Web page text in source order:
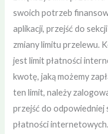
swoich potrzeb
aplikacji, przejść do
zmiany limitu przelewu.
jest limit płatności
kwotę, jaką możemy
ten limit, należy
przejść do odpowiedniej
płatności